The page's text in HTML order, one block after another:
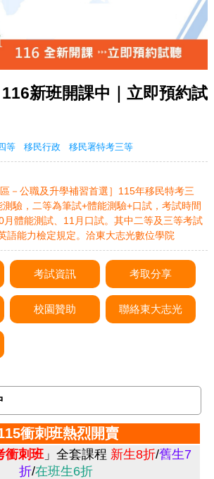
116新班開課中｜立即預約試
等 移民行政 移民署特考三等
－公職及升學補習首選］115年移民特考三
驗，二等為筆試+體能測驗+口試，考試時間
月體能測試、11月口試。其中二等及三等考試
語能力檢定規定。洽東大志光數位學院
考試資訊 考取分享
校園贊助 聯絡東大志光
衝刺班熱烈開賣
衝刺班」全套課程 新生8折/舊生7
折/在班生6折